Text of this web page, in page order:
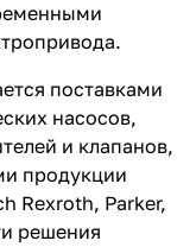
поставками
насосов,
и клапанов,
продукции
Rexroth, Parker,
решения